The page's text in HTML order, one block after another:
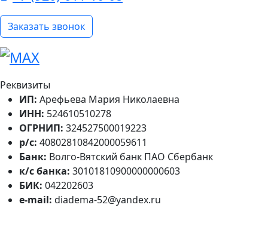
Заказать звонок
Реквизиты
ИП: Арефьева Мария Николаевна
ИНН: 524610510278
ОГРНИП: 324527500019223
р/с: 40802810842000059611
Банк: Волго-Вятский банк ПАО Сбербанк
к/с банка: 30101810900000000603
БИК: 042202603
e-mail: diadema-52@yandex.ru